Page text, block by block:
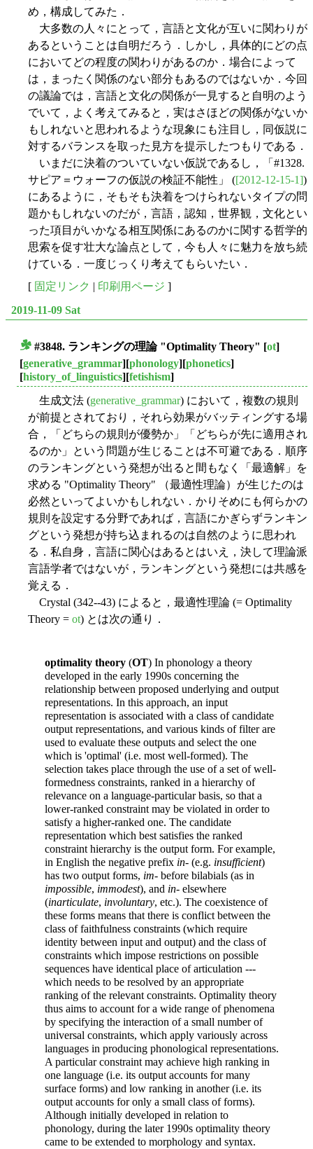
め，構成してみた．
大多数の人々にとって，言語と文化が互いに関わりが
あるということは自明だろう．しかし，具体的にどの点
においてどの程度の関わりがあるのか．場合によって
は，まったく関係のない部分もあるのではないか．今回
の議論では，言語と文化の関係が一見すると自明のよう
でいて，よく考えてみると，実はさほどの関係がないか
もしれないと思われるような現象にも注目し，同仮説に
対するバランスを取った見方を提示したつもりである．
いまだに決着のついていない仮説であるし，「#1328.
サピア＝ウォーフの仮説の検証不能性」 ([2012-12-15-1])
にあるように，そもそも決着をつけられないタイプの問
題かもしれないのだが，言語，認知，世界観，文化とい
った項目がいかなる相互関係にあるのかに関する哲学的
思索を促す壮大な論点として，今も人々に魅力を放ち続
けている．一度じっくり考えてもらいたい．
[ 固定リンク | 印刷用ページ ]
2019-11-09 Sat
#3848. ランキングの理論 "Optimality Theory" [ot]
[generative_grammar][phonology][phonetics]
[history_of_linguistics][fetishism]
生成文法 (generative_grammar) において，複数の規則
が前提とされており，それら効果がバッティングする場
合，「どちらの規則が優勢か」「どちらが先に適用され
るのか」という問題が生じることは不可避である．順序
のランキングという発想が出ると間もなく「最適解」を
求める "Optimality Theory" （最適性理論）が生じたのは
必然といってよいかもしれない．かりそめにも何らかの
規則を設定する分野であれば，言語にかぎらずランキン
グという発想が持ち込まれるのは自然のように思われ
る．私自身，言語に関心はあるとはいえ，決して理論派
言語学者ではないが，ランキングという発想には共感を
覚える．
Crystal (342--43) によると，最適性理論 (= Optimality
Theory = ot) とは次の通り．
optimality theory (OT) In phonology a theory
developed in the early 1990s concerning the
relationship between proposed underlying and output
representations. In this approach, an input
representation is associated with a class of candidate
output representations, and various kinds of filter are
used to evaluate these outputs and select the one
which is 'optimal' (i.e. most well-formed). The
selection takes place through the use of a set of well-
formedness constraints, ranked in a hierarchy of
relevance on a language-particular basis, so that a
lower-ranked constraint may be violated in order to
satisfy a higher-ranked one. The candidate
representation which best satisfies the ranked
constraint hierarchy is the output form. For example,
in English the negative prefix in- (e.g. insufficient)
has two output forms, im- before bilabials (as in
impossible, immodest), and in- elsewhere
(inarticulate, involuntary, etc.). The coexistence of
these forms means that there is conflict between the
class of faithfulness constraints (which require
identity between input and output) and the class of
constraints which impose restrictions on possible
sequences have identical place of articulation ---
which needs to be resolved by an appropriate
ranking of the relevant constraints. Optimality theory
thus aims to account for a wide range of phenomena
by specifying the interaction of a small number of
universal constraints, which apply variously across
languages in producing phonological representations.
A particular constraint may achieve high ranking in
one language (i.e. its output accounts for many
surface forms) and low ranking in another (i.e. its
output accounts for only a small class of forms).
Although initially developed in relation to
phonology, during the later 1990s optimality theory
came to be extended to morphology and syntax.